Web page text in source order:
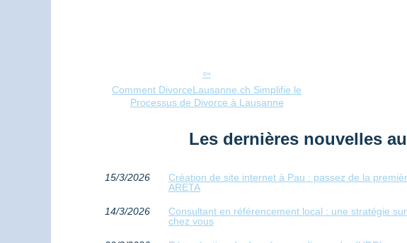
Comment DivorceLausanne.ch Simplifie le
Processus de Divorce à Lausanne
Les dernières nouvelles
15/3/2026
Création de site internet à Pau : passez de la
ARETA
14/3/2026
Consultant en référencement local : une stratégie
chez vous